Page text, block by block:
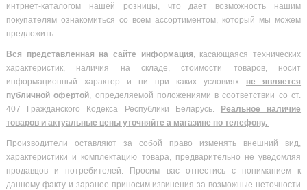
интрнет-каталогом нашей розницы, что дает возможность нашим
покупателям ознакомиться со всем ассортиментом, который мы можем
предложить.
Вся представленная на сайте информация, касающаяся технических
характеристик, наличия на складе, стоимости товаров, носит
информационный характер и ни при каких условиях не является
публичной офертой, определяемой положениями в соответствии со ст.
407 Гражданского Кодекса Республики Беларусь. Реальное наличие
товаров и актуальные цены уточняйте а магазине по телефону.
Производители оставляют за собой право изменять внешний вид,
характеристики и комплектацию товара, предварительно не уведомляя
продавцов и потребителей. Просим вас отнестись с пониманием к
данному факту и заранее приносим извинения за возможные неточности